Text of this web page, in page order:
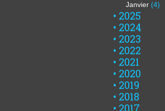
Janvier (4)
2025
2024
2023
2022
2021
2020
2019
2018
2017